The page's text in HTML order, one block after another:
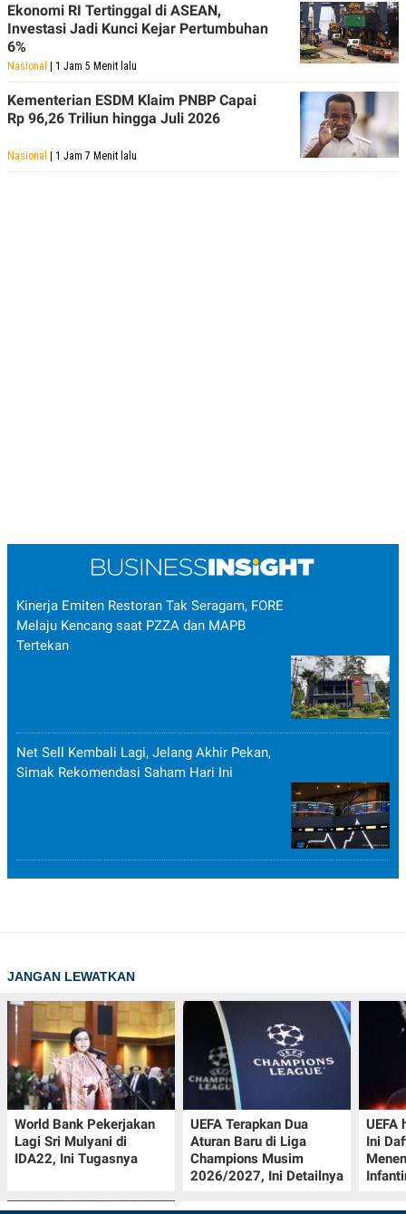
Ekonomi RI Tertinggal di ASEAN,
Investasi Jadi Kunci Kejar Pertumbuhan
6%
Nasional | 1 Jam 5 Menit lalu
Kementerian ESDM Klaim PNBP Capai
Rp 96,26 Triliun hingga Juli 2026
Nasional | 1 Jam 7 Menit lalu
Kinerja Emiten Restoran Tak Seragam, FORE
Melaju Kencang saat PZZA dan MAPB
Tertekan
Net Sell Kembali Lagi, Jelang Akhir Pekan,
Simak Rekomendasi Saham Hari Ini
JANGAN LEWATKAN
World Bank Pekerjakan
Lagi Sri Mulyani di
IDA22, Ini Tugasnya
UEFA Terapkan Dua
Aturan Baru di Liga
Champions Musim
2026/2027, Ini Detailnya
UEFA
Ini